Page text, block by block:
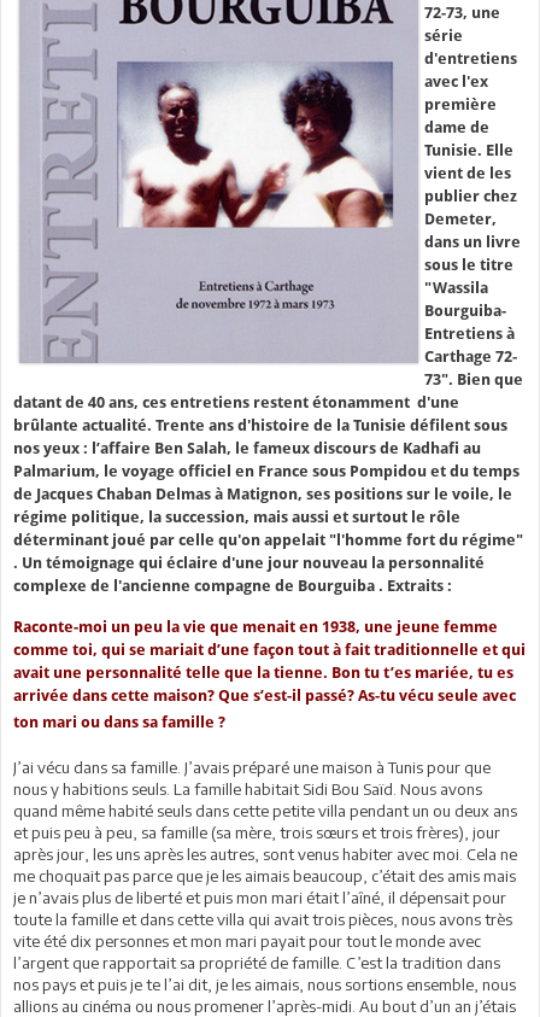
72-73, une
série
d'entretiens
avec l'ex
première
dame de
Tunisie. Elle
vient de les
publier chez
Demeter,
dans un livre
sous le titre
"Wassila
Bourguiba-
Entretiens à
Carthage 72-
73". Bien que
datant de 40 ans, ces entretiens restent étonamment d'une
brûlante actualité. Trente ans d'histoire de la Tunisie défilent sous
nos yeux : l’affaire Ben Salah, le fameux discours de Kadhafi au
Palmarium, le voyage officiel en France sous Pompidou et du temps
de Jacques Chaban Delmas à Matignon, ses positions sur le voile, le
régime politique, la succession, mais aussi et surtout le rôle
déterminant joué par celle qu'on appelait "l'homme fort du régime"
. Un témoignage qui éclaire d'une jour nouveau la personnalité
complexe de l'ancienne compagne de Bourguiba . Extraits :
Raconte-moi un peu la vie que menait en 1938, une jeune femme
comme toi, qui se mariait d’une façon tout à fait traditionnelle et qui
avait une personnalité telle que la tienne. Bon tu t’es mariée, tu es
arrivée dans cette maison? Que s’est-il passé? As-tu vécu seule avec
ton mari ou dans sa famille ?
J’ai vécu dans sa famille. J’avais préparé une maison à Tunis pour que
nous y habitions seuls. La famille habitait Sidi Bou Saïd. Nous avons
quand même habité seuls dans cette petite villa pendant un ou deux ans
et puis peu à peu, sa famille (sa mère, trois sœurs et trois frères), jour
après jour, les uns après les autres, sont venus habiter avec moi. Cela ne
me choquait pas parce que je les aimais beaucoup, c’était des amis mais
je n’avais plus de liberté et puis mon mari était l’aîné, il dépensait pour
toute la famille et dans cette villa qui avait trois pièces, nous avons très
vite été dix personnes et mon mari payait pour tout le monde avec
l’argent que rapportait sa propriété de famille. C’est la tradition dans
nos pays et puis je te l’ai dit, je les aimais, nous sortions ensemble, nous
allions au cinéma ou nous promener l’après-midi. Au bout d’un an j’étais